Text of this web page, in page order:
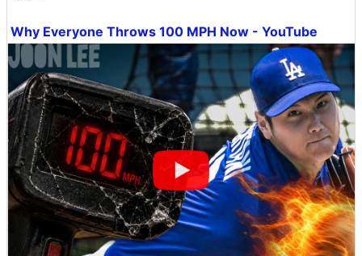
Why Everyone Throws 100 MPH Now - YouTube